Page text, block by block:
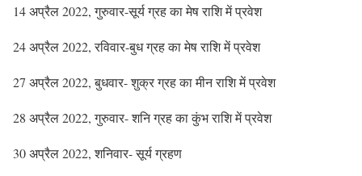
14 अप्रैल 2022, गुरुवार-सूर्य ग्रह का मेष राशि में प्रवेश
24 अप्रैल 2022, रविवार-बुध ग्रह का मेष राशि में प्रवेश
27 अप्रैल 2022, बुधवार- शुक्र ग्रह का मीन राशि में प्रवेश
28 अप्रैल 2022, गुरुवार- शनि ग्रह का कुंभ राशि में प्रवेश
30 अप्रैल 2022, शनिवार- सूर्य ग्रहण